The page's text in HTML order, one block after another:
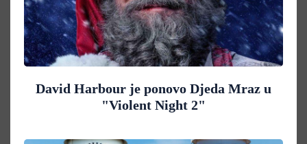
David Harbour je ponovo Djeda Mraz u
"Violent Night 2"